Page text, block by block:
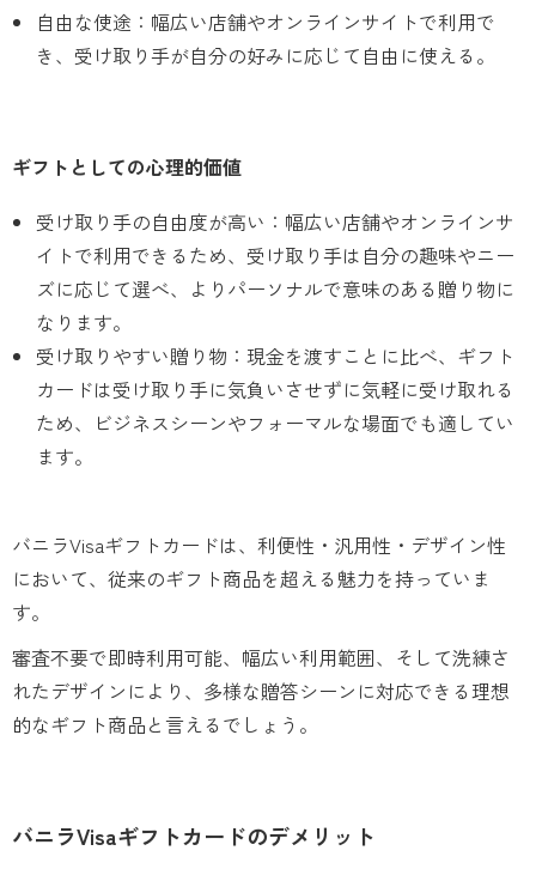
自由な使途：幅広い店舗やオンラインサイトで利用で
き、受け取り手が自分の好みに応じて自由に使える。
ギフトとしての心理的価値
受け取り手の自由度が高い：幅広い店舗やオンラインサ
イトで利用できるため、受け取り手は自分の趣味やニー
ズに応じて選べ、よりパーソナルで意味のある贈り物に
なります。
受け取りやすい贈り物：現金を渡すことに比べ、ギフト
カードは受け取り手に気負いさせずに気軽に受け取れる
ため、ビジネスシーンやフォーマルな場面でも適してい
ます。
バニラVisaギフトカードは、利便性・汎用性・デザイン性
において、従来のギフト商品を超える魅力を持っていま
す。
審査不要で即時利用可能、幅広い利用範囲、そして洗練さ
れたデザインにより、多様な贈答シーンに対応できる理想
的なギフト商品と言えるでしょう。
バニラVisaギフトカードのデメリット